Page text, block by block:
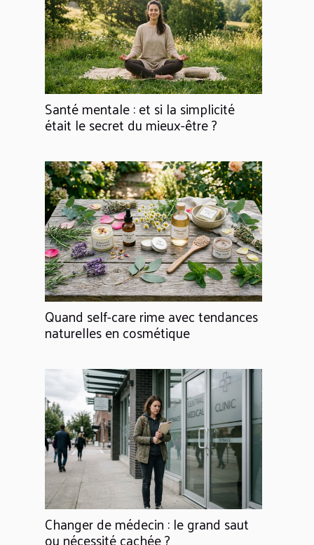
Santé mentale : et si la simplicité
était le secret du mieux-être ?
Quand self-care rime avec tendances
naturelles en cosmétique
Changer de médecin : le grand saut
ou nécessité cachée ?